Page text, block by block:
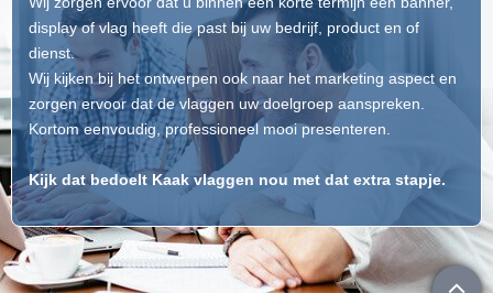
display of vlag heeft die past bij uw bedrijf, product en of
dienst.
Wij kijken bij het ontwerpen ook naar het marketing aspect en
zorgen ervoor dat de vlaggen uw doelgroep aanspreken.
Kortom eenvoudig, professioneel mooi presenteren.
Kijk dat bedoelt Kaak vlaggen nou met dat extra stapje.